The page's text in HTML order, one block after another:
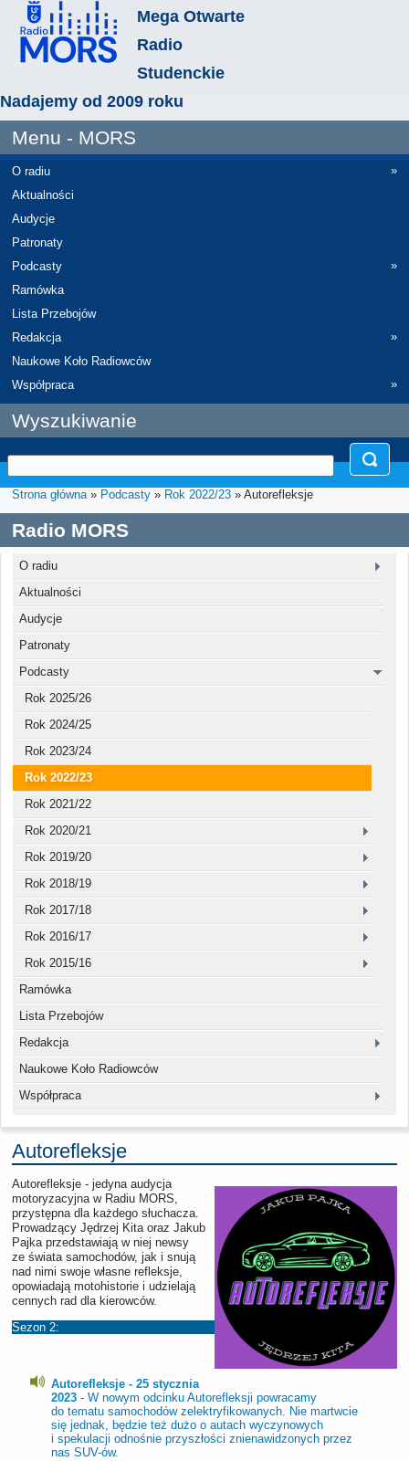
Mega Otwarte
Radio
Studenckie
Nadajemy od 2009 roku
Menu - MORS
O radiu
»
Aktualności
Audycje
Patronaty
Podcasty
»
Ramówka
Lista Przebojów
Redakcja
»
Naukowe Koło Radiowców
Współpraca
»
Wyszukiwanie
Strona główna» Podcasty » Rok 2022/23 » Autorefleksje
Radio MORS
O radiu
Aktualności
Audycje
Patronaty
Podcasty
Rok 2025/26
Rok 2024/25
Rok 2023/24
Rok 2022/23
Rok 2021/22
Rok 2020/21
Rok 2019/20
Rok 2018/19
Rok 2017/18
Rok 2016/17
Rok 2015/16
Ramówka
Lista Przebojów
Redakcja
Naukowe Koło Radiowców
Współpraca
Autorefleksje
Autorefleksje - jedyna audycja
motoryzacyjna w Radiu MORS,
przystępna dla każdego słuchacza.
Prowadzący Jędrzej Kita oraz Jakub
Pajka przedstawiają w niej newsy
ze świata samochodów, jak i snują
nad nimi swoje własne refleksje,
opowiadają motohistorie i udzielają
cennych rad dla kierowców.
Sezon 2:
Autorefleksje - 25 stycznia
2023 - W nowym odcinku Autorefleksji powracamy
do tematu samochodów zelektryfikowanych. Nie martwcie
się jednak, będzie też dużo o autach wyczynowych
i spekulacji odnośnie przyszłości znienawidzonych przez
nas SUV-ów.